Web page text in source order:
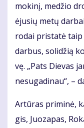
mo­ki­nį, me­džio
ėju­sių me­tų
ro­dai pri­sta­tė
dar­bus, so­li­džią
vę. „Pats Die­vas
ne­su­ga­di­nau“, –
Ar­tū­ras pri­mi­nė,
gis, Juo­za­pas,